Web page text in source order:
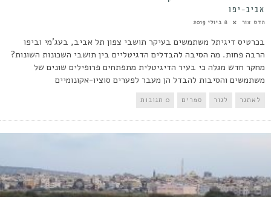
אביב-יפו
הדס צור 8 ביולי 2019
בכרטיס דיגיתל משתמשים בעיקר תושבי צפון תל אביב, בעג'מי וביפו
הרבה פחות. מה הסיבה להבדלים הדגיטליים בין תושבי השכונות השונות?
מחקר חדש מגלה כי בעיר הדיגיטלית מתפתחים פרופילים שונים של
משתמשים והסיבות להבדל הן מעבר לפערים סוציו-אקונומיים
לאתגר לגור ספרים 0 תגובות